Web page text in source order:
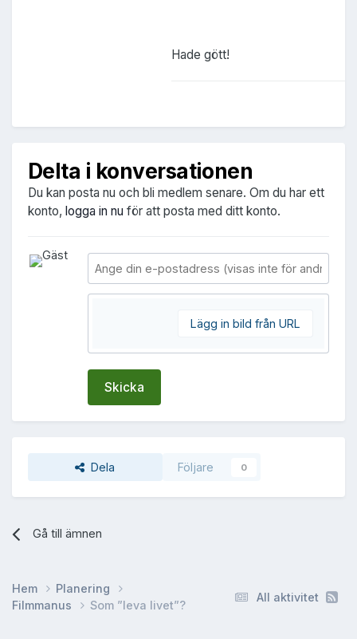
Hade gött!
Delta i konversationen
Du kan posta nu och bli medlem senare. Om du har ett
konto, logga in nu för att posta med ditt konto.
Lägg in bild från URL
Skicka
Dela Följare 0
Gå till ämnen
All aktivitet
Hem
Planering
Filmmanus
Som ”leva livet”?